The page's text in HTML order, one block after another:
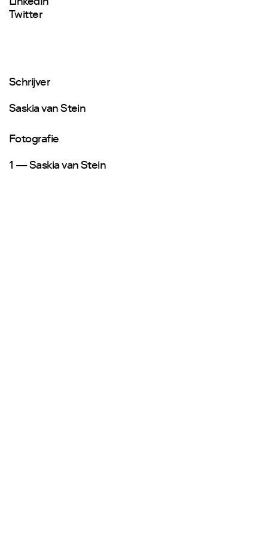
LinkedIn
Twitter
Schrijver
Saskia van Stein
Fotografie
1 — Saskia van Stein